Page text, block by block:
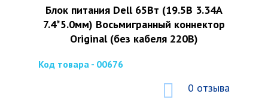
Блок питания Dell 65Вт (19.5В 3.34А
7.4*5.0мм) Восьмигранный коннектор
Original (без кабеля 220В)
Код товара - 00676
0 отзыва